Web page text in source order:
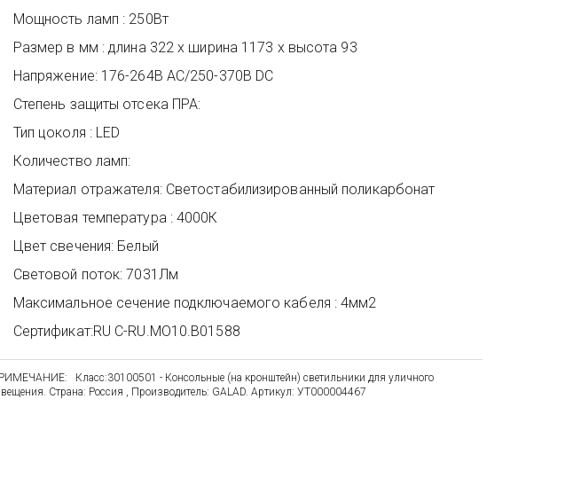
Мощность ламп : 250Вт
Размер в мм : длина 322 х ширина 1173 х высота 93
Напряжение: 176-264В АС/250-370В DC
Степень защиты отсека ПРА:
Тип цоколя : LED
Количество ламп:
Материал отражателя: Светостабилизированный поликарбонат
Цветовая температура : 4000К
Цвет свечения: Белый
Световой поток: 7031Лм
Максимальное сечение подключаемого кабеля : 4мм2
Сертификат:RU C-RU.MO10.B01588
Класс:30100501 - Консольные (на кронштейн) светильники для уличного
Страна: Россия , Производитель: GALAD. Артикул: УТ000004467